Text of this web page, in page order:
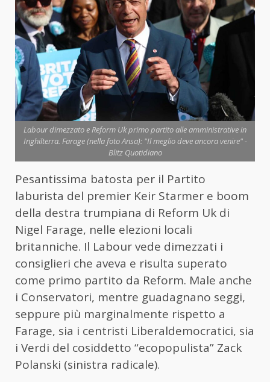
Labour dimezzato e Reform Uk primo partito alle amministrative in
Inghilterra. Farage (nella foto Ansa): "Il meglio deve ancora venire" -
Blitz Quotidiano
Pesantissima batosta per il Partito
laburista del premier Keir Starmer e boom
della destra trumpiana di Reform Uk di
Nigel Farage, nelle elezioni locali
britanniche. Il Labour vede dimezzati i
consiglieri che aveva e risulta superato
come primo partito da Reform. Male anche
i Conservatori, mentre guadagnano seggi,
seppure più marginalmente rispetto a
Farage, sia i centristi Liberaldemocratici, sia
i Verdi del cosiddetto “ecopopulista” Zack
Polanski (sinistra radicale).